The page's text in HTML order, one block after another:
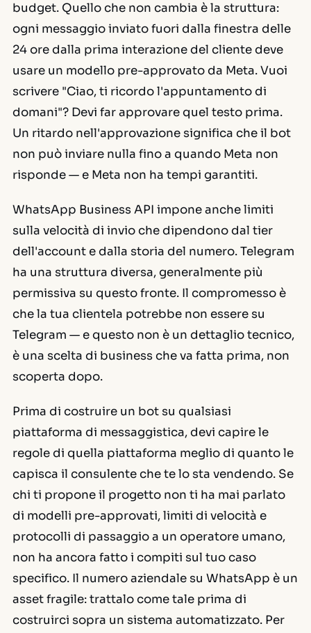
budget. Quello che non cambia è la struttura:
ogni messaggio inviato fuori dalla finestra delle
24 ore dalla prima interazione del cliente deve
usare un modello pre-approvato da Meta. Vuoi
scrivere "Ciao, ti ricordo l'appuntamento di
domani"? Devi far approvare quel testo prima.
Un ritardo nell'approvazione significa che il bot
non può inviare nulla fino a quando Meta non
risponde — e Meta non ha tempi garantiti.
WhatsApp Business API impone anche limiti
sulla velocità di invio che dipendono dal tier
dell'account e dalla storia del numero. Telegram
ha una struttura diversa, generalmente più
permissiva su questo fronte. Il compromesso è
che la tua clientela potrebbe non essere su
Telegram — e questo non è un dettaglio tecnico,
è una scelta di business che va fatta prima, non
scoperta dopo.
Prima di costruire un bot su qualsiasi
piattaforma di messaggistica, devi capire le
regole di quella piattaforma meglio di quanto le
capisca il consulente che te lo sta vendendo. Se
chi ti propone il progetto non ti ha mai parlato
di modelli pre-approvati, limiti di velocità e
protocolli di passaggio a un operatore umano,
non ha ancora fatto i compiti sul tuo caso
specifico. Il numero aziendale su WhatsApp è un
asset fragile: trattalo come tale prima di
costruirci sopra un sistema automatizzato. Per